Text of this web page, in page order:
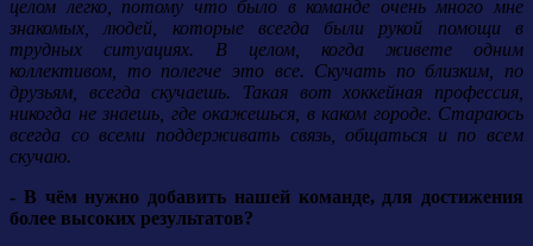
целом легко, потому что было в команде очень много мне
знакомых, людей, которые всегда были рукой помощи в
трудных ситуациях. В целом, когда живете одним
коллективом, то полегче это все. Скучать по близким, по
друзьям, всегда скучаешь. Такая вот хоккейная профессия,
никогда не знаешь, где окажешься, в каком городе. Стараюсь
всегда со всеми поддерживать связь, общаться и по всем
скучаю.
- В чём нужно добавить нашей команде, для достижения
более высоких результатов?